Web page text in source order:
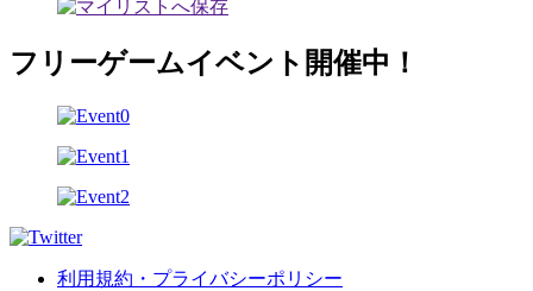
フリーゲームイベント開催中！
利用規約・プライバシーポリシー